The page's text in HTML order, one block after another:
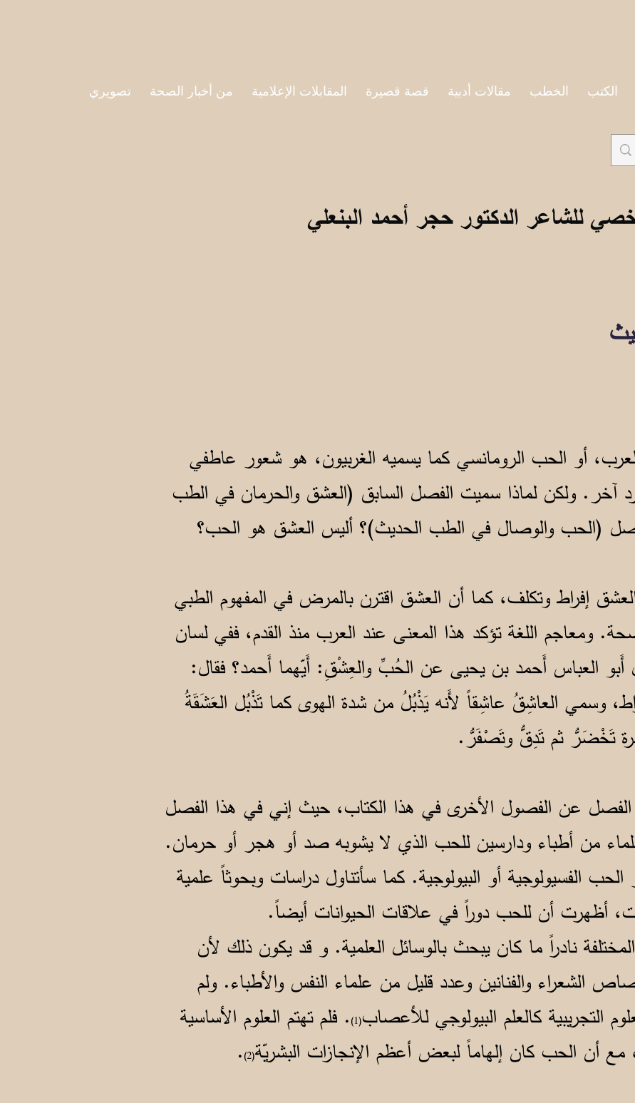
الكتب الخطب مقالات أدبية قصة قصيرة المقابلات الإعلامية من أخبار الصحة تصويري
للشاعر الدكتور حجر أحمد البنعلي
أو الحب الرومانسي كما يسميه الغربيون، هو شعور عاطفي
آخر. ولكن لماذا سميت الفصل السابق (العشق والحرمان في الطب
(الحب والوصال في الطب الحديث)؟ أليس العشق هو الحب؟
إفراط وتكلف، كما أن العشق اقترن بالمرض في المفهوم الطبي
ومعاجم اللغة تؤكد هذا المعنى عند العرب منذ القدم، ففي لسان
العباس أَحمد بن يحيى عن الحُبِّ والعِشْقِ: أَيّهما أَحمد؟ فقال:
وسمي العاشِقُ عاشِقاً لأَنه يَذْبُلُ من شدة الهوى كما تَذْبُل العَشَقَةُ
تَخْضَرُّ ثم تَدِقُّ وتَصْفَرُّ.
عن الفصول الأخرى في هذا الكتاب، حيث إني في هذا الفصل
من أطباء ودارسين للحب الذي لا يشوبه صد أو هجر أو حرمان.
الفسيولوجية أو البيولوجية. كما سأتناول دراسات وبحوثاً علمية
أظهرت أن للحب دوراً في علاقات الحيوانات أيضاً.
نادراً ما كان يبحث بالوسائل العلمية. و قد يكون ذلك لأن
الشعراء والفنانين وعدد قليل من علماء النفس والأطباء. ولم
التجريبية كالعلم البيولوجي للأعصاب(1) . فلم تهتم العلوم الأساسية
مع أن الحب كان إلهاماً لبعض أعظم الإنجازات البشريّة(2)
.